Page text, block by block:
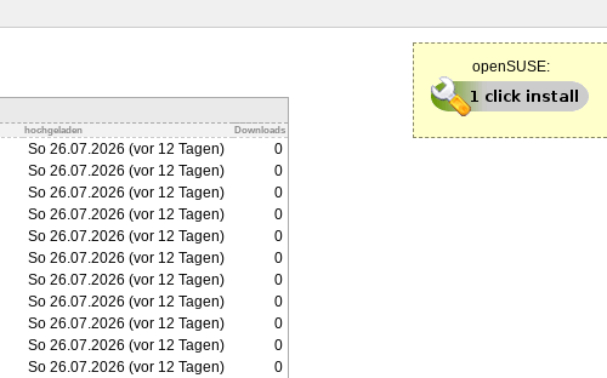
openSUSE:
hochgeladen Downloads
So 26.07.2026 (vor 12 Tagen)
0
So 26.07.2026 (vor 12 Tagen)
0
So 26.07.2026 (vor 12 Tagen)
0
So 26.07.2026 (vor 12 Tagen)
0
So 26.07.2026 (vor 12 Tagen)
0
So 26.07.2026 (vor 12 Tagen)
0
So 26.07.2026 (vor 12 Tagen)
0
So 26.07.2026 (vor 12 Tagen)
0
So 26.07.2026 (vor 12 Tagen)
0
So 26.07.2026 (vor 12 Tagen)
0
So 26.07.2026 (vor 12 Tagen)
0